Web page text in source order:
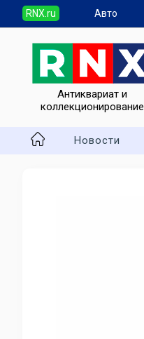
RNX.ru Авто
Антиквариат и
коллекционирование
Новости